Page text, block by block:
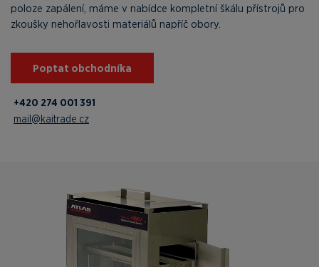
poloze zapálení, máme v nabídce kompletní škálu přístrojů pro
zkoušky nehořlavosti materiálů napříč obory.
Poptat obchodníka
+420 274 001 391
mail@kaitrade.cz